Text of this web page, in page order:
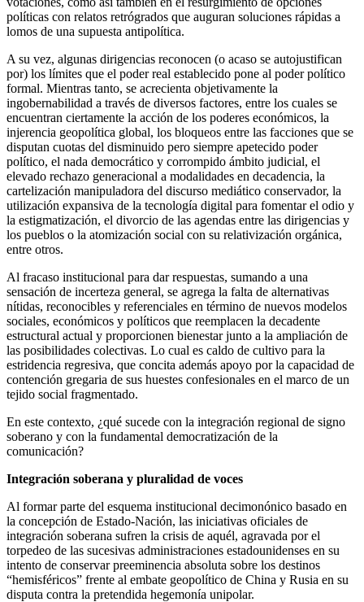
políticas con relatos retrógrados que auguran soluciones rápidas a
lomos de una supuesta antipolítica.
A su vez, algunas dirigencias reconocen (o acaso se autojustifican
por) los límites que el poder real establecido pone al poder político
formal. Mientras tanto, se acrecienta objetivamente la
ingobernabilidad a través de diversos factores, entre los cuales se
encuentran ciertamente la acción de los poderes económicos, la
injerencia geopolítica global, los bloqueos entre las facciones que se
disputan cuotas del disminuido pero siempre apetecido poder
político, el nada democrático y corrompido ámbito judicial, el
elevado rechazo generacional a modalidades en decadencia, la
cartelización manipuladora del discurso mediático conservador, la
utilización expansiva de la tecnología digital para fomentar el odio y
la estigmatización, el divorcio de las agendas entre las dirigencias y
los pueblos o la atomización social con su relativización orgánica,
entre otros.
Al fracaso institucional para dar respuestas, sumando a una
sensación de incerteza general, se agrega la falta de alternativas
nítidas, reconocibles y referenciales en término de nuevos modelos
sociales, económicos y políticos que reemplacen la decadente
estructural actual y proporcionen bienestar junto a la ampliación de
las posibilidades colectivas. Lo cual es caldo de cultivo para la
estridencia regresiva, que concita además apoyo por la capacidad de
contención gregaria de sus huestes confesionales en el marco de un
tejido social fragmentado.
En este contexto, ¿qué sucede con la integración regional de signo
soberano y con la fundamental democratización de la
comunicación?
Integración soberana y pluralidad de voces
Al formar parte del esquema institucional decimonónico basado en
la concepción de Estado-Nación, las iniciativas oficiales de
integración soberana sufren la crisis de aquél, agravada por el
torpedeo de las sucesivas administraciones estadounidenses en su
intento de conservar preeminencia absoluta sobre los destinos
“hemisféricos” frente al embate geopolítico de China y Rusia en su
disputa contra la pretendida hegemonía unipolar.